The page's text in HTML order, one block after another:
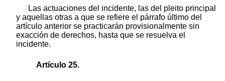
Las actuaciones del incidente, las del pleito principal
y aquellas otras a que se refiere el párrafo último del
artículo anterior se practicarán provisionalmente sin
exacción de derechos, hasta que se resuelva el
incidente.
Artículo 25.